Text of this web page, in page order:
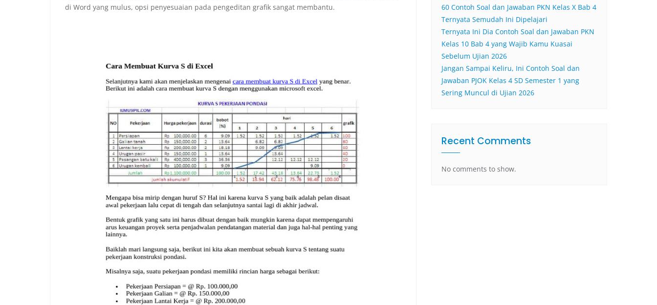
di Word yang mulus, opsi penyesuaian pada pengeditan grafik sangat membantu.
60 Contoh Soal dan Jawaban PKN Kelas X Bab 4
Ternyata Semudah Ini Dipelajari
Ternyata Ini Dia Contoh Soal dan Jawaban PKN
Kelas 10 Bab 4 yang Wajib Kamu Kuasai
Sebelum Ujian 2026
Jangan Sampai Keliru, Ini Contoh Soal dan
Jawaban PJOK Kelas 4 SD Semester 1 yang
Sering Muncul di Ujian 2026
Recent Comments
No comments to show.